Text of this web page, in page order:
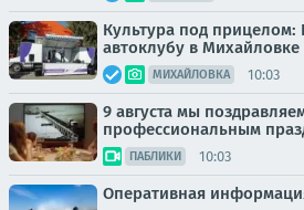
Культура под прицелом:
автоклубу в Михайловке
МИХАЙЛОВКА 10:03
9 августа мы
профессиональным
ПАБЛИКИ 10:03
Оперативная